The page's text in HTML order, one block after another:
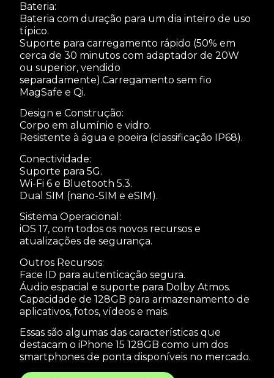
Bateria:
Bateria com duração para um dia inteiro de uso
típico.
Suporte para carregamento rápido (50% em
cerca de 30 minutos com adaptador de 20W
ou superior, vendido
separadamente).Carregamento sem fio
MagSafe e Qi.
Design e Construção:
Corpo em alumínio e vidro.
Resistente à água e poeira (classificação IP68).
Conectividade:
Suporte para 5G.
Wi-Fi 6 e Bluetooth 5.3.
Dual SIM (nano-SIM e eSIM).
Sistema Operacional:
iOS 17, com todos os novos recursos e
atualizações de segurança.
Outros Recursos:
Face ID para autenticação segura.
Áudio espacial e suporte para Dolby Atmos.
Capacidade de 128GB para armazenamento de
aplicativos, fotos, vídeos e mais.
Essas são algumas das características que
destacam o iPhone 15 128GB como um dos
smartphones de ponta disponíveis no mercado.